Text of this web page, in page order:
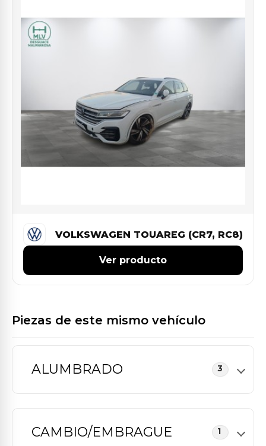
VOLKSWAGEN TOUAREG (CR7, RC8)
Ver producto
Piezas de este mismo vehículo
ALUMBRADO 3
CAMBIO/EMBRAGUE 1